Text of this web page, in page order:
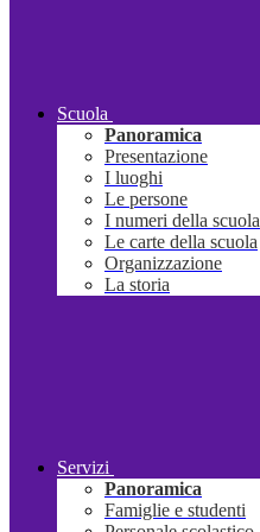
Scuola
Panoramica
Presentazione
I luoghi
Le persone
I numeri della scuola
Le carte della scuola
Organizzazione
La storia
Servizi
Panoramica
Famiglie e studenti